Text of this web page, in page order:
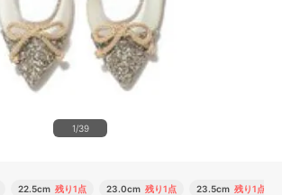
1/39
22.5cm 残り1点 23.0cm 残り1点 23.5cm 残り1点